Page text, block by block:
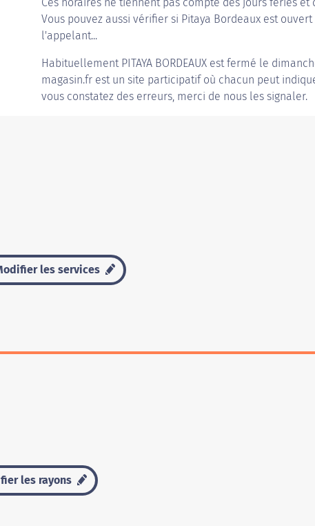
Vous pouvez aussi vérifier si Pitaya Bordeaux est
l'appelant...
Habituellement PITAYA BORDEAUX est fermé le
magasin.fr est un site participatif où chacun peut
vous constatez des erreurs, merci de nous les signaler.
les services
les rayons